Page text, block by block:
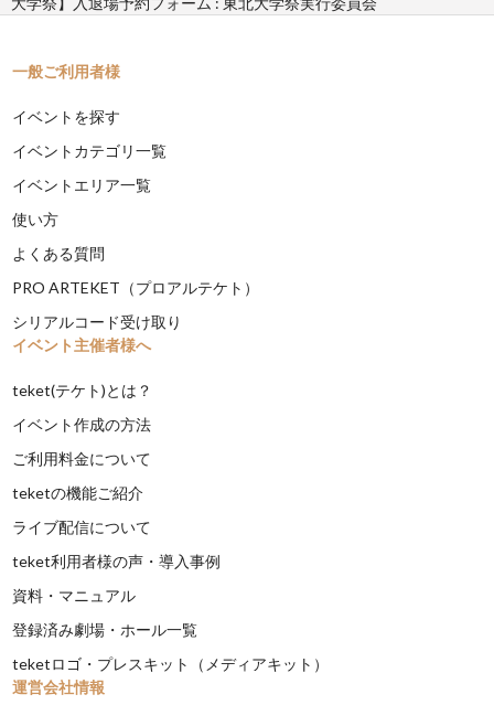
一般ご利用者様
イベントを探す
イベントカテゴリ一覧
イベントエリア一覧
使い方
よくある質問
PRO ARTEKET（プロアルテケト）
シリアルコード受け取り
イベント主催者様へ
teket(テケト)とは？
イベント作成の方法
ご利用料金について
teketの機能ご紹介
ライブ配信について
teket利用者様の声・導入事例
資料・マニュアル
登録済み劇場・ホール一覧
teketロゴ・プレスキット（メディアキット）
運営会社情報